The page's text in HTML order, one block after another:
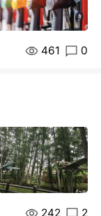
461 0
242 2